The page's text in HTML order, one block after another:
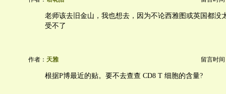
老师该去旧金山，我也想去，因为不论西雅图或英国都没
受不了
作者： 天雅 留言时间
根据P博最近的贴。要不去查查 CD8 T 细胞的含量?